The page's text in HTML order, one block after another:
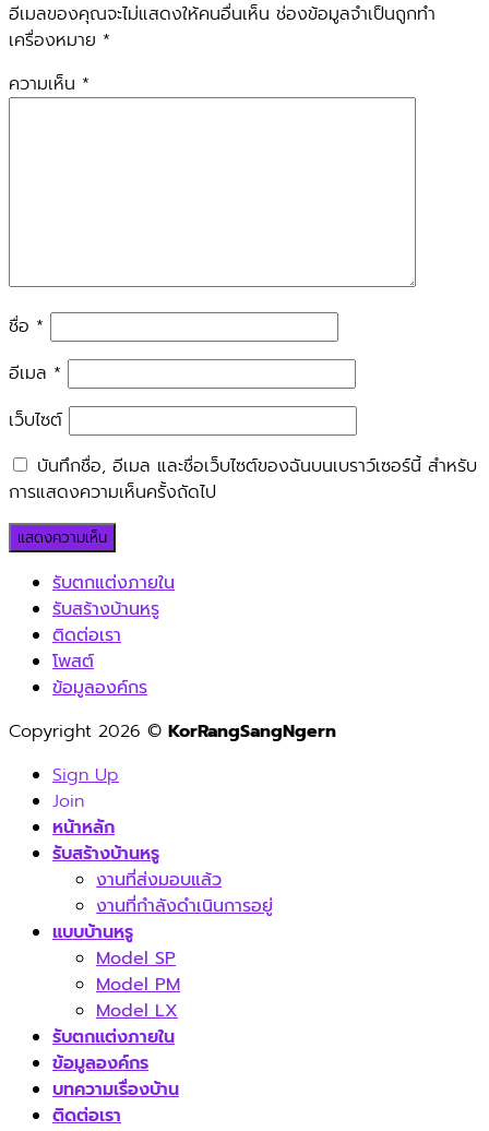
อีเมลของคุณจะไม่แสดงให้คนอื่นเห็น ช่องข้อมูลจำเป็นถูกทำ
เครื่องหมาย *
ความเห็น *
ชื่อ *
อีเมล *
เว็บไซต์
บันทึกชื่อ, อีเมล และชื่อเว็บไซต์ของฉันบนเบราว์เซอร์นี้ สำหรับ
การแสดงความเห็นครั้งถัดไป
รับตกแต่งภายใน
รับสร้างบ้านหรู
ติดต่อเรา
โพสต์
ข้อมูลองค์กร
Copyright 2026 © KorRangSangNgern
Sign Up
Join
หน้าหลัก
รับสร้างบ้านหรู
งานที่ส่งมอบแล้ว
งานที่กำลังดำเนินการอยู่
แบบบ้านหรู
Model SP
Model PM
Model LX
รับตกแต่งภายใน
ข้อมูลองค์กร
บทความเรื่องบ้าน
ติดต่อเรา